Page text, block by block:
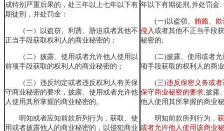
成特别严重后果的 ，处三年以上七年以下有
期徒刑，并处罚金：
（一）以盗窃、利诱、胁迫或者其他不
正当手段获取权利人的商业秘密的；
（二）披露、使用或者允许他人使用以
前项手段获取的权利人的商业秘密的；
（三）违反约定或者违反权利人有关保
守商业秘密的要求，披露、使用或者允许他
人使用其所掌握的商业秘密的。
明知或者应知前款所列行为，获取、使
用或者披露他人的商业秘密的，以侵犯商业
年以下有期徒刑,并处罚金:
(一)以盗窃、 贿赂、欺
侵入或者其他不正当手段
秘密的;
(二)披露、使用或者
项手段获取的权利人的商
(三)违反保密义务或
保守商业秘密的要求,披露
他人使用其所掌握的商业
明知前款所列行为，
或者允许他人使用该商业